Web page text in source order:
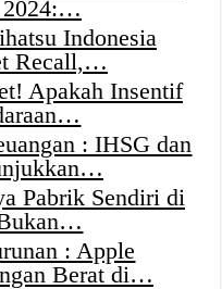
2024:…
Indonesia
Recall,…
Apakah Insentif
: IHSG dan
Pabrik Sendiri di
: Apple
Berat di…